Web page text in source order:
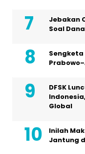
Jebakan
Soal
DFSK
Global
Inilah
Jantung